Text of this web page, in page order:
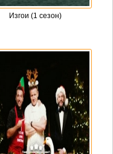
Изгои (1 сезон)